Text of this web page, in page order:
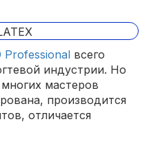
Professional всего
индустрии. Но
мастеров
производится
отличается